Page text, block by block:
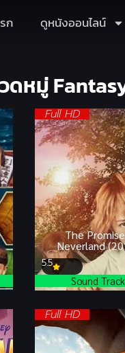
ก ดูหนังออนไลน์
หมู่
Full HD
The
Neverland
5.5
Sound Track
Full HD